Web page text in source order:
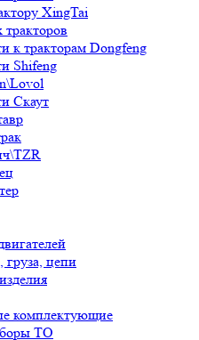
XingTai
к тракторам Dongfeng
Shifeng
Скаут
цепи
комплектующие
ТО